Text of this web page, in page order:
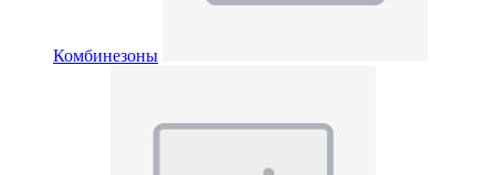
Комбинезоны